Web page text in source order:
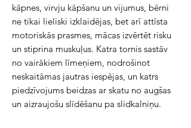
kāpnes, virvju kāpšanu un vijumus, bērni
ne tikai lieliski izklaidējas, bet arī attīsta
motoriskās prasmes, mācas izvērtēt risku
un stiprina muskuļus. Katra tornis sastāv
no vairākiem līmeņiem, nodrošinot
neskaitāmas jautras iespējas, un katrs
piedzīvojums beidzas ar skatu no augšas
un aizraujošu slīdēšanu pa slidkalniņu.